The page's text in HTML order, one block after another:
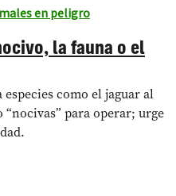
en peligro
la fauna o el
como el jaguar al
para operar; urge